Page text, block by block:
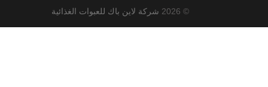
© 2026 شركة لاين باك للعبوات الغذائية